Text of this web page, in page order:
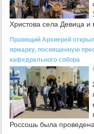
Христова села Девица
Правящий Архиерей
ярмарку, посвященную
кафедрального собора
Россошь была